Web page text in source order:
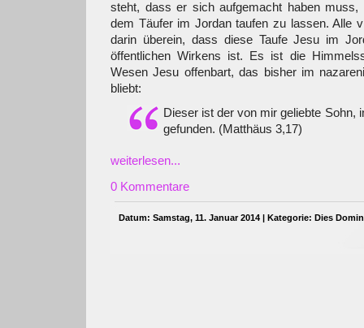
steht, dass er sich aufgemacht haben
dem Täufer im Jordan taufen zu lassen. Alle
darin überein, dass diese Taufe Jesu im
öffentlichen Wirkens ist. Es ist die
Wesen Jesu offenbart, das bisher im
bliebt:
Dieser ist der von mir geliebte Sohn,
gefunden. (Matthäus 3,17)
weiterlesen...
0 Kommentare
Datum: Samstag, 11. Januar 2014 | Kategorie: Dies